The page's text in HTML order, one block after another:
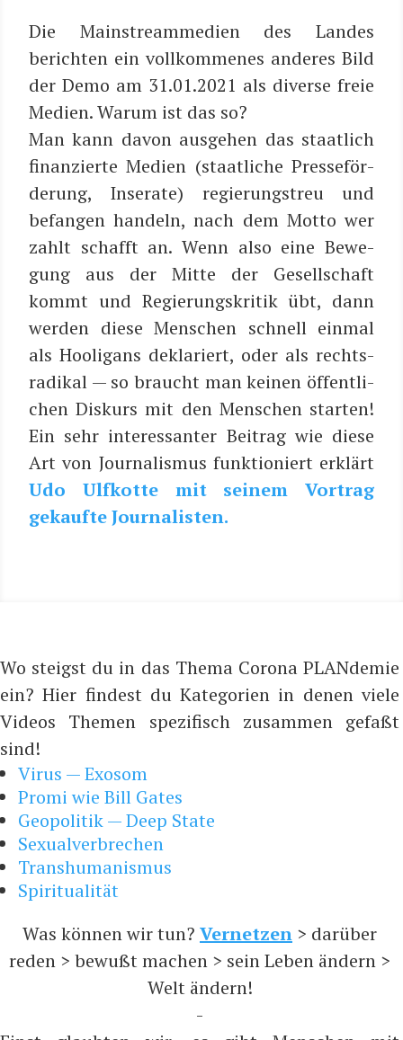
Die Main­stream­m­e­di­endes Lan­des
berich­ten ein voll­kom­me­nes ande­res Bild
der Demo am 31.01.2021 als diver­se freie
Medi­en.War­um ist das so?
Man kann davon aus­ge­hen das staat­lich
finan­zier­te Medi­en (staat­li­che Pres­se­för­
de­rung, Inse­ra­te) regie­rungs­treu und
befan­gen han­deln, nach dem Mot­to wer
zahlt schafft an. Wenn also eine Bewe­
gung aus der Mit­te der Gesell­schaft
kommt und Regie­rungs­kri­tik übt, dann
wer­den die­se Men­schen schnell ein­mal
als Hoo­li­gans dekla­riert, oder als rechts­
ra­di­kal — so braucht man kei­nen öffent­li­
chen Dis­kurs mit den Men­schen star­ten!
Ein sehr inter­es­san­ter Bei­trag wie die­se
Art von Jour­na­lis­mus funk­tio­niert erklärt
Udo Ulfkot­te mit sei­nem Vor­trag
gekauf­te Journalisten.
Wo steigst du in das Thema Corona PLANdemie
ein? Hier findest du Kategorien in denen viele
Videos Themen spezifisch zusammen gefaßt
sind!
Virus — Exosom
Promi wie Bill Gates
Geopolitik — Deep State
Sexualverbrechen
Transhumanismus
Spiritualität
Was können wir tun? Vernetzen > darüber
reden > bewußt machen > sein Leben ändern >
Welt ändern!
-